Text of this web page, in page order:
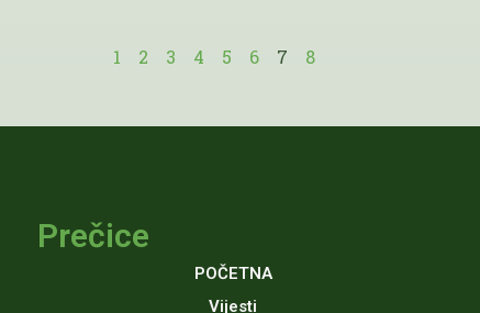
1 2 3 4 5 6 7 8
Prečice
POČETNA
Vijesti